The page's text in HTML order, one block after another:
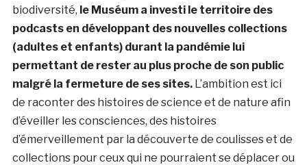
biodiversité, le Muséum a investi le territoire des
podcasts en développant des nouvelles collections
(adultes et enfants) durant la pandémie lui
permettant de rester au plus proche de son public
malgré la fermeture de ses sites.L’ambition est ici
de raconter des histoires de science et de nature afin
d’éveiller les consciences, des histoires
d’émerveillement par la découverte de coulisses et de
collections pour ceux qui ne pourraient se déplacer ou